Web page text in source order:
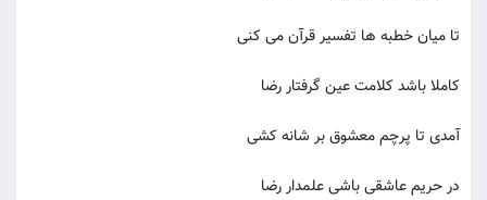
تا میان خطبه ها تفسیر قرآن می کنی
کاملا باشد کلامت عین گرفتار رضا
آمدی تا پرچم معشوق بر شانه کشی
در حریم عاشقی باشی علمدار رضا